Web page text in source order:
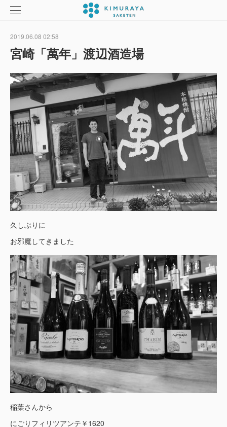
2019.06.08 02:58
宮崎「萬年」渡辺酒造場
久しぶりに
お邪魔してきました
稲葉さんから
にごりフィリツアンテ￥1620